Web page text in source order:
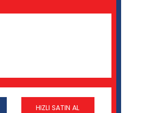
HIZLI SATIN AL